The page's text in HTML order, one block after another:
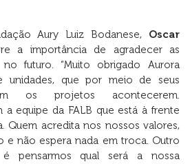
Aury Luiz Bodanese, Oscar
a importância de agradecer as
futuro. “Muito obrigado Aurora
unidades, que por meio de seus
os projetos acontecerem.
a equipe da FALB que está à frente
Quem acredita nos nossos valores,
e não espera nada em troca. Outro
é pensarmos qual será a nossa